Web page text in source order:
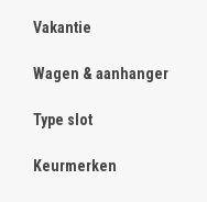
Vakantie
Wagen & aanhanger
Type slot
Keurmerken